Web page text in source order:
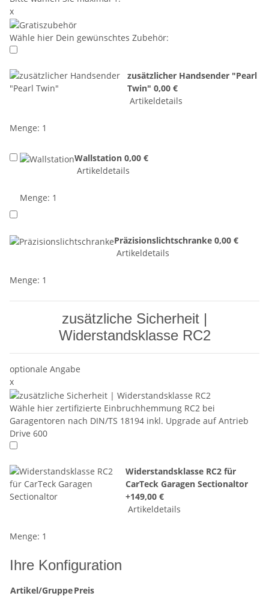
x
Wähle hier Dein gewünschtes Zubehör:
zusätzlicher Handsender "Pearl
Twin" 0,00 €
Artikeldetails
Menge: 1
Wallstation 0,00 €
Artikeldetails
Menge: 1
Präzisionslichtschranke 0,00 €
Artikeldetails
Menge: 1
zusätzliche Sicherheit |
Widerstandsklasse RC2
optionale Angabe
x
Wähle hier zertifizierte Einbruchhemmung RC2 bei
Garagentoren nach DIN/TS 18194 inkl. Upgrade auf Antrieb
Drive 600
Widerstandsklasse RC2 für
CarTeck Garagen Sectionaltor
+149,00 €
Artikeldetails
Menge: 1
Ihre Konfiguration
Artikel/GruppePreis